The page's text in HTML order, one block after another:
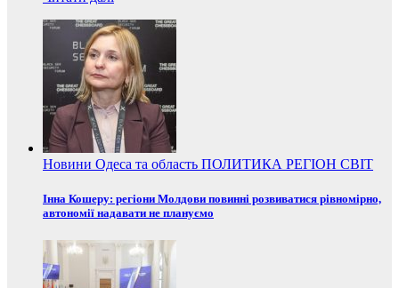
Новини Одеса та область ПОЛИТИКА РЕГІОН СВІТ
Інна Кошеру: регіони Молдови повинні розвиватися рівномірно,
автономії надавати не плануємо